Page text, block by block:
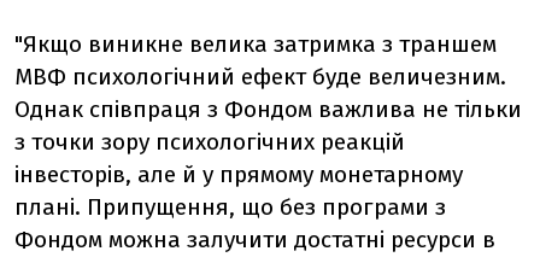
"Якщо виникне велика затримка з траншем
МВФ психологічний ефект буде величезним.
Однак співпраця з Фондом важлива не тільки
з точки зору психологічних реакцій
інвесторів, але й у прямому монетарному
плані. Припущення, що без програми з
Фондом можна залучити достатні ресурси в